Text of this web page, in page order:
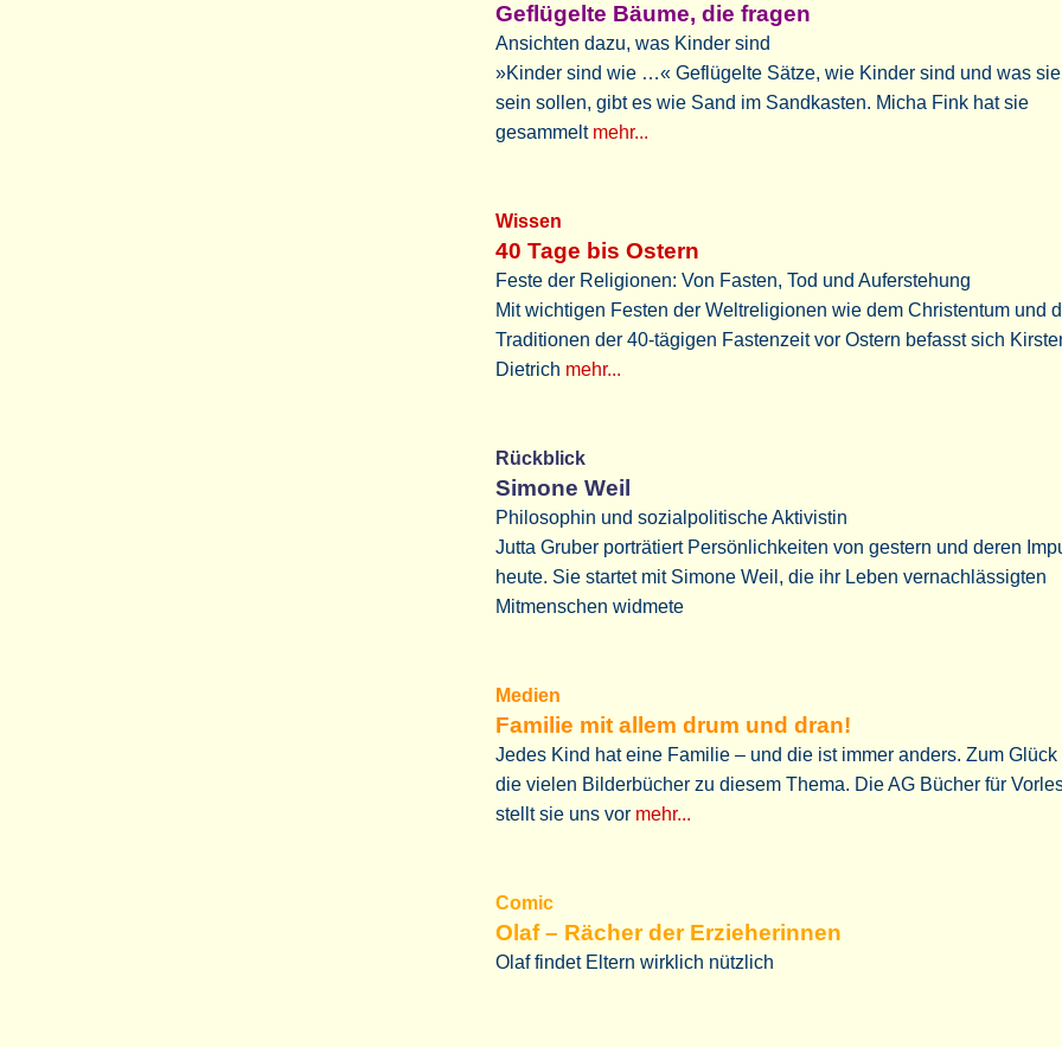
Geflügelte Bäume, die fragen
Ansichten dazu, was Kinder sind
»Kinder sind wie …« Geflügelte Sätze, wie Kinder sind und was
sein sollen, gibt es wie Sand im Sandkasten. Micha Fink hat sie
gesammelt mehr...
Wissen
40 Tage bis Ostern
Feste der Religionen: Von Fasten, Tod und Auferstehung
Mit wichtigen Festen der Weltreligionen wie dem Christentum und
Traditionen der 40-tägigen Fastenzeit vor Ostern befasst sich
Dietrich mehr...
Rückblick
Simone Weil
Philosophin und sozialpolitische Aktivistin
Jutta Gruber porträtiert Persönlichkeiten von gestern und deren
heute. Sie startet mit Simone Weil, die ihr Leben vernachlässigten
Mitmenschen widmete
Medien
Familie mit allem drum und dran!
Jedes Kind hat eine Familie – und die ist immer anders. Zum Glück
die vielen Bilderbücher zu diesem Thema. Die AG Bücher für
stellt sie uns vor mehr...
Comic
Olaf – Rächer der Erzieherinnen
Olaf findet Eltern wirklich nützlich